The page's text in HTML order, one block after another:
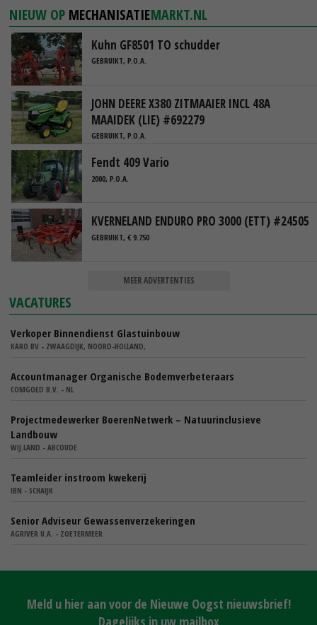
NIEUW OP MECHANISATIEMARKT.NL
Kuhn GF8501 TO schudder
GEBRUIKT, P.O.A.
JOHN DEERE X380 ZITMAAIER INCL 48A
MAAIDEK (LIE) #692279
GEBRUIKT, P.O.A.
Fendt 409 Vario
2000, P.O.A.
KVERNELAND ENDURO PRO 3000 (ETT) #24505
GEBRUIKT, € 9.750
MEER ADVERTENTIES
VACATURES
Verkoper Binnendienst Glastuinbouw
KARO BV - ZWAAGDIJK, NOORD-HOLLAND,
Accountmanager Organische Bodemverbeteraars
COMGOED B.V. - NL
Projectmedewerker BoerenNetwerk – Natuurinclusieve
Landbouw
WIJ.LAND - ABCOUDE
Teamleider instroom kwekerij
IBN - SCHAIJK
Senior Adviseur Gewassenverzekeringen
AGRIVER U.A. - ZOETERMEER
Meld u hier aan voor de Nieuwe Oogst nieuwsbrief!